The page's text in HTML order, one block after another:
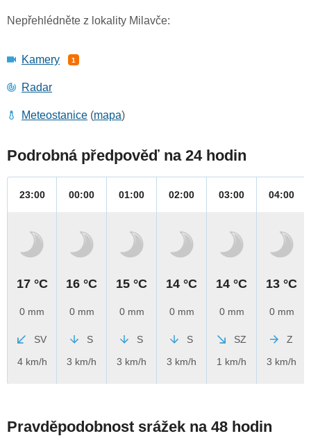
Nepřehlédněte z lokality Milavče:
Kamery 1
Radar
Meteostanice (mapa)
Podrobná předpověď na 24 hodin
23:00
17 °C
0 mm
SV
4 km/h
00:00
16 °C
0 mm
S
3 km/h
01:00
15 °C
0 mm
S
3 km/h
02:00
14 °C
0 mm
S
3 km/h
03:00
14 °C
0 mm
SZ
1 km/h
04:00
13 °C
0 mm
Z
3 km/h
Pravděpodobnost srážek na 48 hodin